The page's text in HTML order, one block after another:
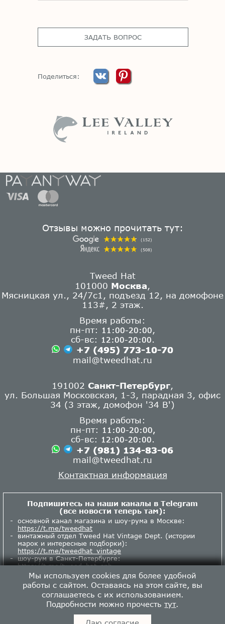
ЗАДАТЬ ВОПРОС
Поделиться:
Отзывы можно прочитать тут:
(152)
(508)
Tweed Hat
101000 Москва
Мясницкая ул., 24/7с1, подъезд 12, на домофоне
113#, 2 этаж.
Время работы:
пн-пт:
11:00-20:00
сб-вс:
12:00-20:00
+7 (495) 773-10-70
mail@tweedhat.ru
191002 Санкт-Петербург
ул. Большая Московская, 1-3, парадная 3, офис
34 (3 этаж, домофон '34 В')
Время работы:
пн-пт:
11:00-20:00,
сб-вс: 12:00-20:00
+7 (981) 134-83-06
mail@tweedhat.ru
Контактная информация
Подпишитесь на наши каналы в Telegram
(все новости теперь там):
основной канал магазина и шоу-рума в Москве:
https://t.me/tweedhat
винтажный отдел Tweed Hat Vintage Dept. (истории
марок и интересные подборки):
https://t.me/tweedhat_vintage
шоу-рум в Санкт-Петербурге:
https://t.me/tweed_hat_spb
Tweed Hat © 2013-2026.
Мы используем cookies для более удобной
работы с сайтом. Оставаясь на этом сайте, вы
соглашаетесь с их использованием.
Подробности можно прочестьтут.